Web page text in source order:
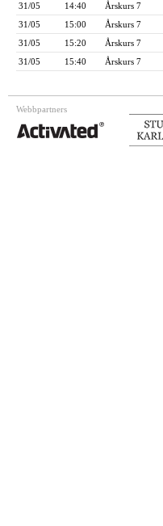
31/05
14:40 Årskurs 7
31/05
15:00 Årskurs 7
31/05
15:20 Årskurs 7
31/05
15:40 Årskurs 7
Webbpartners